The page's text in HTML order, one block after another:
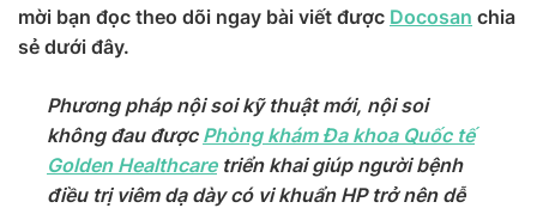
mời bạn đọc theo dõi ngay bài viết được Docosan chia
sẻ dưới đây.
Phương pháp nội soi kỹ thuật mới, nội soi
không đau được Phòng khám Đa khoa Quốc tế
Golden Healthcaretriển khai giúp người bệnh
điều trị viêm dạ dày có vi khuẩn HP trở nên dễ